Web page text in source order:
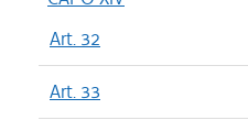
Art. 32
Art. 33